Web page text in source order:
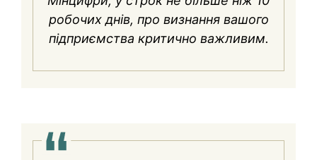
робочих днів, про визнання вашого
підприємства критично важливим.